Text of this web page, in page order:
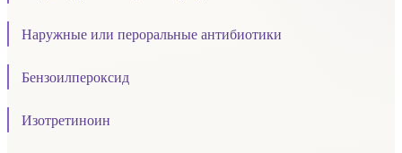
Наружные или пероральные антибиотики
Бензоилпероксид
Изотретиноин